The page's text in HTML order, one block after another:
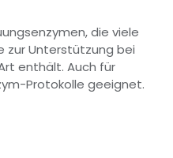
die viele
zur Unterstützung bei
enthält. Auch für
Protokolle geeignet.